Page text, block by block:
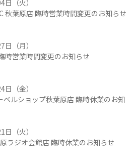
（火）
秋葉原店 臨時営業時間変更のお知らせ
（月）
時営業時間変更のお知らせ
（金）
ベルショップ秋葉原店 臨時休業のお知
（火）
ラジオ会館店 臨時休業のお知らせ